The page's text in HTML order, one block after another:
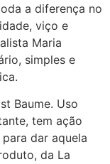
a diferença no
viço e
Maria
simples e
Baume. Uso
tem ação
dar aquela
da La